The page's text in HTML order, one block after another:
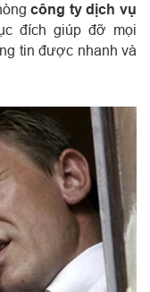
công ty dịch vụ
đích giúp đỡ mọi
tin được nhanh và